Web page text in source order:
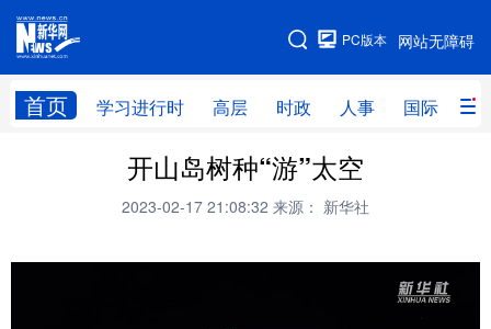
网站无障碍
PC版本
首页 学习进行时 高层 时政 人事 国际 财
网站地图
高层 时政
财经 网评
台湾 思客智库 全球连线 教育
体育
开山岛树种“游”太空
2023-02-17 21:08:32 来源： 新华社